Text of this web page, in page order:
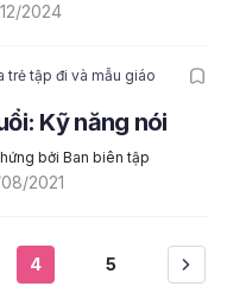
2024
trẻ tập đi và mẫu giáo
Kỹ năng nói
bởi Ban biên tập
2021
4 5